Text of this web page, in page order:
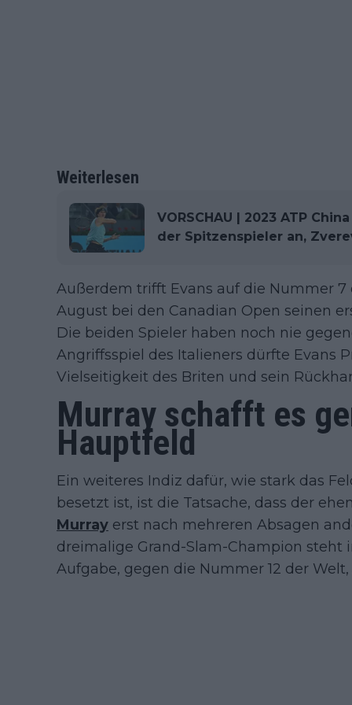
Weiterlesen
VORSCHAU | 2023 ATP
der Spitzenspieler an,
Außerdem trifft Evans auf die Nummer 7
August bei den Canadian Open seinen
Die beiden Spieler haben noch nie
Angriffsspiel des Italieners dürfte Evans
Vielseitigkeit des Briten und sein
Murray schafft es
Hauptfeld
Ein weiteres Indiz dafür, wie stark das
besetzt ist, ist die Tatsache, dass der
Murray erst nach mehreren Absagen
dreimalige Grand-Slam-Champion steht
Aufgabe, gegen die Nummer 12 der